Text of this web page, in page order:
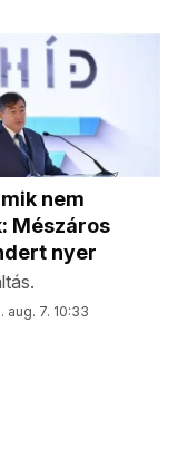
nem
Mészáros
nyer
aug. 7. 10:33